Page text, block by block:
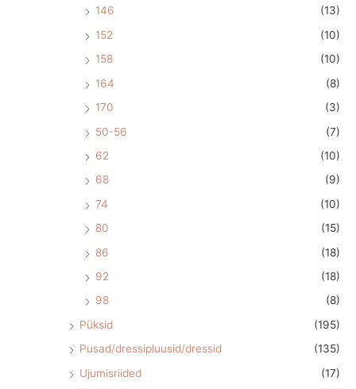
146
(13)
152
(10)
158
(10)
164
(8)
170
(3)
50-56
(7)
62
(10)
68
(9)
74
(10)
80
(15)
86
(18)
92
(18)
98
(8)
Püksid
(195)
Pusad/dressipluusid/dressid
(135)
Ujumisriided
(17)